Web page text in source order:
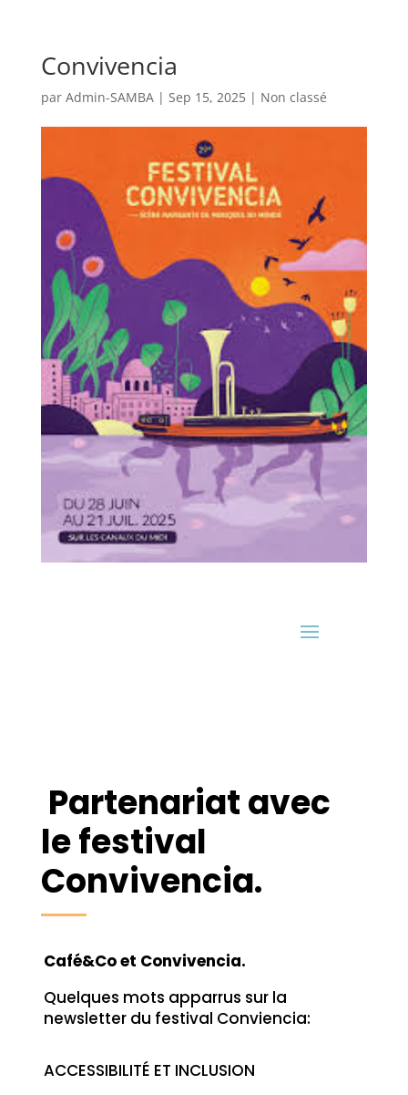
Convivencia
par Admin-SAMBA| Sep 15, 2025| Non classé
Partenariat avec
le festival
Convivencia.
Café&Co et Convivencia.
Quelques mots apparrus sur la
newsletter du festival Conviencia:
ACCESSIBILITÉ ET INCLUSION